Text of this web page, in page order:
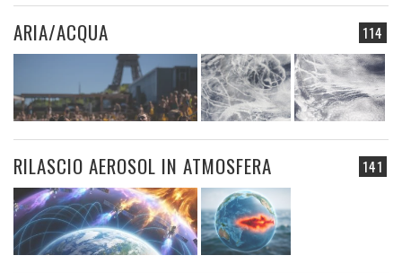
114
ARIA/ACQUA
141
RILASCIO AEROSOL IN ATMOSFERA